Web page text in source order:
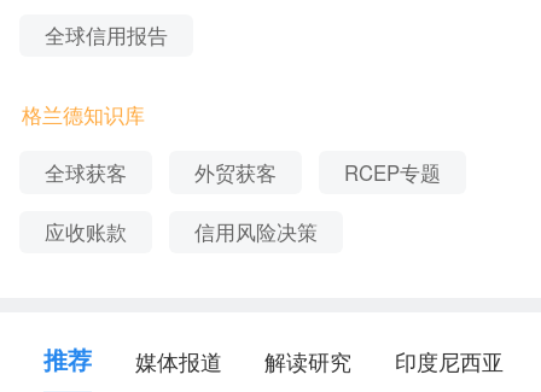
新的蓝海市场，作为中国老贸易伙伴的东盟自然也
个新的协定下，可以获得几大的发展空间。
全球信用报告
格兰德知识库
全球获客 外贸获客 RCEP专题
应收账款 信用风险决策
推荐 媒体报道 解读研究 印度尼西亚